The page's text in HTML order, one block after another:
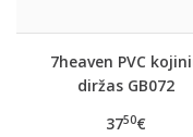
7heaven PVC
diržas GB072
3750€